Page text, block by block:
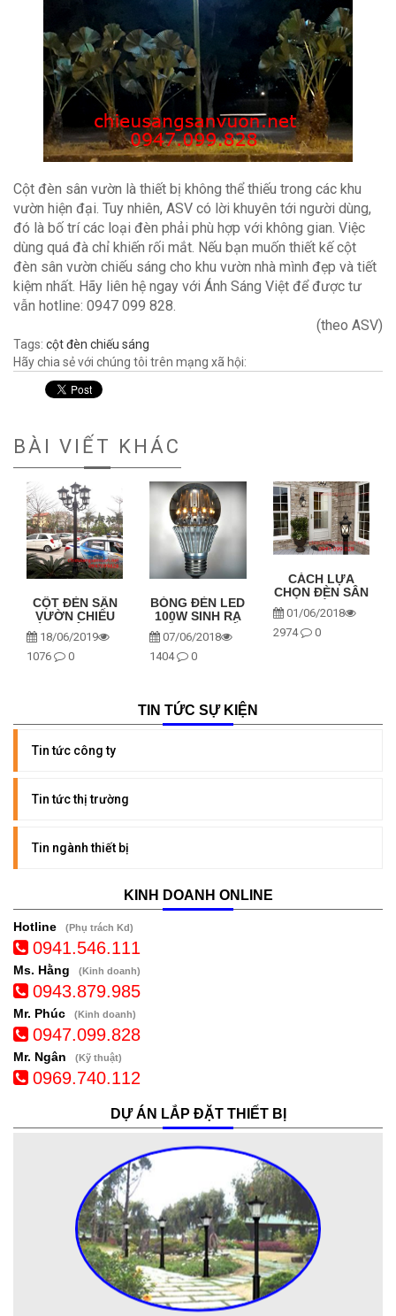
Cột đèn sân vườn là thiết bị không thể thiếu trong các khu
vườn hiện đại. Tuy nhiên, ASV có lời khuyên tới người dùng,
đó là bố trí các loại đèn phải phù hợp với không gian. Việc
dùng quá đà chỉ khiến rối mắt. Nếu bạn muốn thiết kế cột
đèn sân vườn chiếu sáng cho khu vườn nhà mình đẹp và tiết
kiệm nhất. Hãy liên hệ ngay với Ánh Sáng Việt để được tư
vẫn hotline: 0947 099 828.
(theo ASV)
Tags: cột đèn chiếu sáng
Hãy chia sẻ với chúng tôi trên mạng xã hội:
BÀI VIẾT KHÁC
CỘT ĐÈN SÂN
VƯỜN CHIẾU
SÁNG NÊN MUA
LOẠI NÀO?
18/06/2019
1076
0
BÓNG ĐÈN LED
100W SINH RA
ĐỂ THAY THẾ
ĐÈN SỢI ĐỐT
07/06/2018
1404
0
CÁCH LỰA
CHỌN ĐÈN SÂN
01/06/2018
2974
0
TIN TỨC SỰ KIỆN
Tin tức công ty
Tin tức thị trường
Tin ngành thiết bị
KINH DOANH ONLINE
Hotline (Phụ trách Kd)
0941.546.111
Ms. Hằng (Kinh doanh)
0943.879.985
Mr. Phúc (Kinh doanh)
0947.099.828
Mr. Ngân (Kỹ thuật)
0969.740.112
DỰ ÁN LẮP ĐẶT THIẾT BỊ